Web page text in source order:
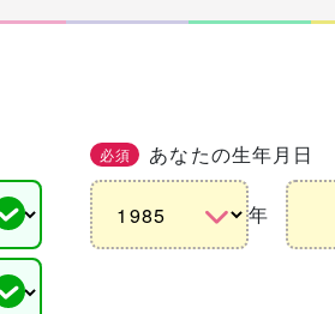
必須 あなたの生年月日
年